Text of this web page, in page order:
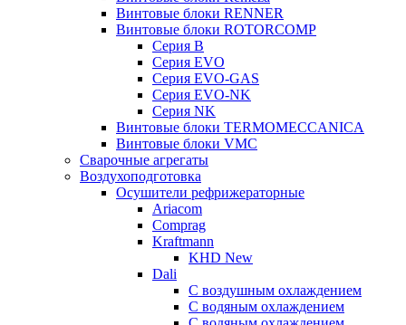
Винтовые блоки RENNER
Винтовые блоки ROTORCOMP
Серия B
Серия EVO
Серия EVO-GAS
Серия EVO-NK
Серия NK
Винтовые блоки TERMOMECCANICA
Винтовые блоки VMC
Сварочные агрегаты
Воздухоподготовка
Осушители рефрижераторные
Ariacom
Comprag
Kraftmann
KHD New
Dali
C воздушным охлаждением
C водяным охлаждением